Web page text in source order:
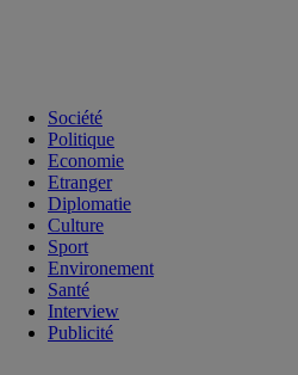
Société
Politique
Economie
Etranger
Diplomatie
Culture
Sport
Environement
Santé
Interview
Publicité